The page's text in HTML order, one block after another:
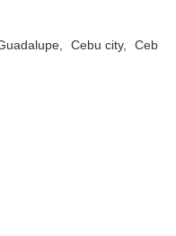
Cebu city
Ceb